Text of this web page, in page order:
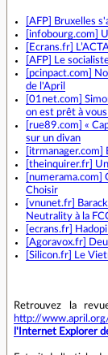
[AFP] Bruxelles
[infobourg.com]
[Ecrans.fr]
[AFP] Le
[pcinpact.com]
de l'April
[01net.com]
on est prêt à
[rue89.com] «
sur un divan
[itrmanager.com]
[theinquirer.fr]
[numerama.com]
Choisir
[vnunet.fr]
Neutrality à la
[ecrans.fr]
[Agoravox.fr]
[Silicon.fr] Le
Retrouvez la
http://
l'Internet Explorer